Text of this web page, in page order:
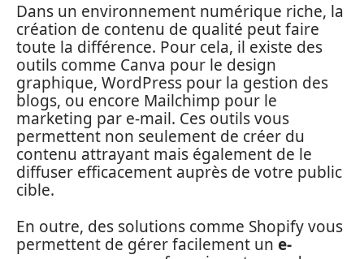
Dans un environnement numérique riche, la
création de contenu de qualité peut faire
toute la différence. Pour cela, il existe des
outils comme Canva pour le design
graphique, WordPress pour la gestion des
blogs, ou encore Mailchimp pour le
marketing par e-mail. Ces outils vous
permettent non seulement de créer du
contenu attrayant mais également de le
diffuser efficacement auprès de votre public
cible.
En outre, des solutions comme Shopify vous
permettent de gérer facilement un e-